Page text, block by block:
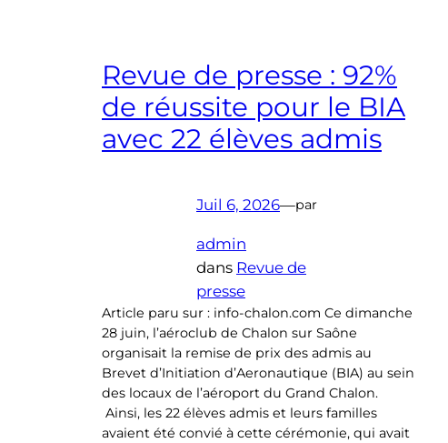
Revue de presse : 92%
de réussite pour le BIA
avec 22 élèves admis
Juil 6, 2026—par
admin
dans Revue de
presse
Article paru sur : info-chalon.com Ce dimanche
28 juin, l’aéroclub de Chalon sur Saône
organisait la remise de prix des admis au
Brevet d’Initiation d’Aeronautique (BIA) au sein
des locaux de l’aéroport du Grand Chalon.
Ainsi, les 22 élèves admis et leurs familles
avaient été convié à cette cérémonie, qui avait